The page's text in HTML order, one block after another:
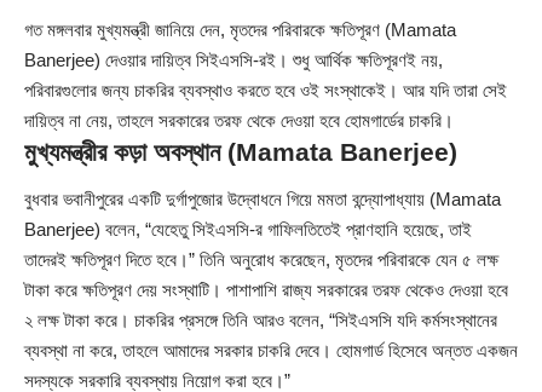
গত মঙ্গলবার মুখ্যমন্ত্রী জানিয়ে দেন, মৃতদের পরিবারকে ক্ষতিপূরণ (Mamata
Banerjee) দেওয়ার দায়িত্ব সিইএসসি-রই। শুধু আর্থিক ক্ষতিপূরণই নয়,
পরিবারগুলোর জন্য চাকরির ব্যবস্থাও করতে হবে ওই সংস্থাকেই। আর যদি তারা সেই
দায়িত্ব না নেয়, তাহলে সরকারের তরফ থেকে দেওয়া হবে হোমগার্ডের চাকরি।
মুখ্যমন্ত্রীর কড়া অবস্থান (Mamata Banerjee)
বুধবার ভবানীপুরের একটি দুর্গাপুজোর উদ্বোধনে গিয়ে মমতা বন্দ্যোপাধ্যায় (Mamata
Banerjee) বলেন, “যেহেতু সিইএসসি-র গাফিলতিতেই প্রাণহানি হয়েছে, তাই
তাদেরই ক্ষতিপূরণ দিতে হবে।” তিনি অনুরোধ করেছেন, মৃতদের পরিবারকে যেন ৫ লক্ষ
টাকা করে ক্ষতিপূরণ দেয় সংস্থাটি। পাশাপাশি রাজ্য সরকারের তরফ থেকেও দেওয়া হবে
২ লক্ষ টাকা করে। চাকরির প্রসঙ্গে তিনি আরও বলেন, “সিইএসসি যদি কর্মসংস্থানের
ব্যবস্থা না করে, তাহলে আমাদের সরকার চাকরি দেবে। হোমগার্ড হিসেবে অন্তত একজন
সদস্যকে সরকারি ব্যবস্থায় নিয়োগ করা হবে।”